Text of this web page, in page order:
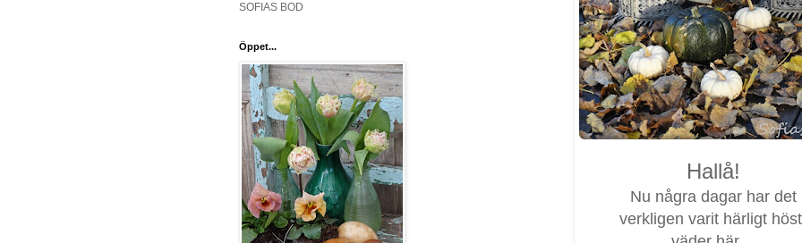
Hallå!
Nu några dagar har det
verkligen varit härligt
SOFIAS BOD
Öppet...